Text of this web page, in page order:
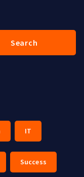
Search
IT
Success